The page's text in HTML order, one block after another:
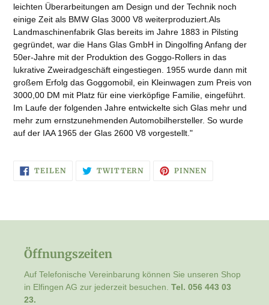
leichten Überarbeitungen am Design und der Technik noch
einige Zeit als BMW Glas 3000 V8 weiterproduziert.Als
Landmaschinenfabrik Glas bereits im Jahre 1883 in Pilsting
gegründet, war die Hans Glas GmbH in Dingolfing Anfang der
50er-Jahre mit der Produktion des Goggo-Rollers in das
lukrative Zweiradgeschäft eingestiegen. 1955 wurde dann mit
großem Erfolg das Goggomobil, ein Kleinwagen zum Preis von
3000,00 DM mit Platz für eine vierköpfige Familie, eingeführt.
Im Laufe der folgenden Jahre entwickelte sich Glas mehr und
mehr zum ernstzunehmenden Automobilhersteller. So wurde
auf der IAA 1965 der Glas 2600 V8 vorgestellt."
TEILENAUF
FACEBOOK
TWITTERNAUF
TWITTER
PINNENAUF
Öffnungszeiten
Auf Telefonische Vereinbarung können Sie unseren Shop
in Elfingen AG zur jederzeit besuchen. Tel. 056 443 03
23.